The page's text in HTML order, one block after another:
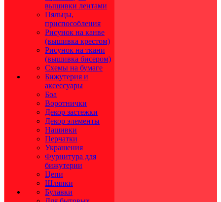
вышивки лентами
Пяльцы,
приспособления
Рисунок на канве
(вышивка крестом)
Рисунок на ткани
(вышивка бисером)
Схемы на бумаге
Бижутерия и
аксессуары
Боа
Воротнички
Декор застежки
Декор элементы
Нашивки
Перчатки
Украшения
Фурнитура для
бижутерии
Цепи
Шляпки
Булавки